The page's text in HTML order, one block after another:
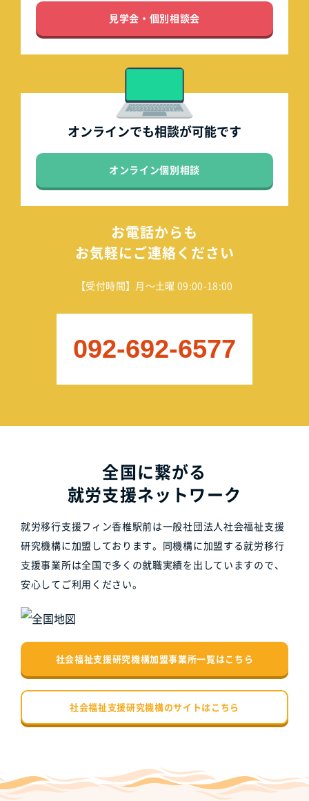
見学会・個別相談会
オンラインでも相談が可能です
オンライン個別相談
お電話からも
お気軽にご連絡ください
【受付時間】月～土曜 09:00-18:00
092-692-6577
全国に繋がる
就労支援ネットワーク
就労移行支援フィン香椎駅前は一般社団法人社会福祉支援
研究機構に加盟しております。同機構に加盟する就労移行
支援事業所は全国で多くの就職実績を出していますので、
安心してご利用ください。
社会福祉支援研究機構加盟事業所一覧はこちら
社会福祉支援研究機構のサイトはこちら